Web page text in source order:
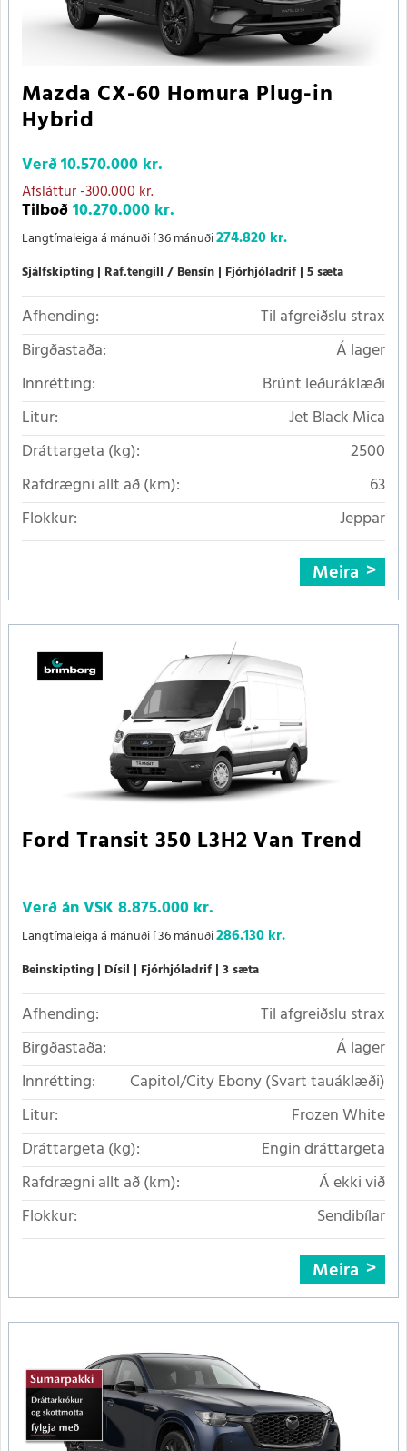
Mazda CX-60 Homura Plug-in
Hybrid
Verð10.570.000 kr.
Afsláttur-300.000 kr.
Tilboð10.270.000 kr.
Langtímaleiga á mánuði í 36 mánuði274.820 kr.
Sjálfskipting Raf.tengill / Bensín Fjórhjóladrif 5 sæta
Afhending:
Til afgreiðslu strax
Birgðastaða:
Á lager
Innrétting:
Brúnt leðuráklæði
Litur:
Jet Black Mica
Dráttargeta (kg):
2500
Rafdrægni allt að (km):
63
Flokkur:
Jeppar
Meira
Ford Transit 350 L3H2 Van Trend
Verð án VSK8.875.000 kr.
Langtímaleiga á mánuði í 36 mánuði286.130 kr.
Beinskipting Dísil Fjórhjóladrif 3 sæta
Afhending:
Til afgreiðslu strax
Birgðastaða:
Á lager
Innrétting:
Capitol/City Ebony (Svart tauáklæði)
Litur:
Frozen White
Dráttargeta (kg):
Engin dráttargeta
Rafdrægni allt að (km):
Á ekki við
Flokkur:
Sendibílar
Meira